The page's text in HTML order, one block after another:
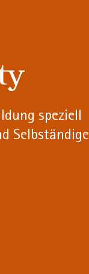
speziell
Selbständige